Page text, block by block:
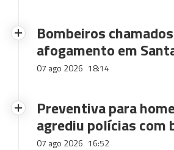
Bombeiros
afogamento em
07 ago 2026 18:14
Preventiva para
agrediu polícias com
07 ago 2026 16:52